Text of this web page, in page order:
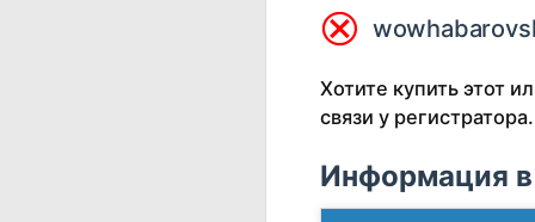
⮿
Хотите купить этот
связи у регистратора.
Информация в